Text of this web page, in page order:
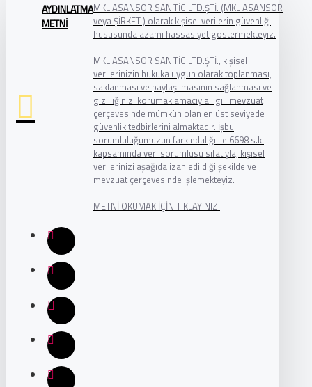
AYDINLATMA
METNİ
MKL ASANSÖR SAN.TİC.LTD.ŞTİ. (MKL ASANSÖR
veya ŞİRKET ) olarak kişisel verilerin güvenliği
hususunda azami hassasiyet göstermekteyiz.
MKL ASANSÖR SAN.TİC.LTD.ŞTİ., kişisel
verilerinizin hukuka uygun olarak toplanması,
saklanması ve paylaşılmasının sağlanması ve
gizliliğinizi korumak amacıyla ilgili mevzuat
çerçevesinde mümkün olan en üst seviyede
güvenlik tedbirlerini almaktadır. İşbu
sorumluluğumuzun farkındalığı ile 6698 s.k.
kapsamında veri sorumlusu sıfatıyla, kişisel
verilerinizi aşağıda izah edildiği şekilde ve
mevzuat çerçevesinde işlemekteyiz.
METNİ OKUMAK İÇİN TIKLAYINIZ.